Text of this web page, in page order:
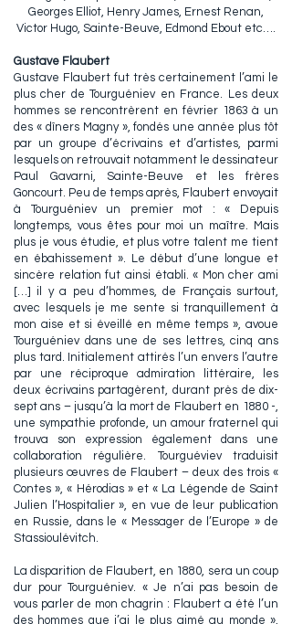
Georges Elliot, Henry James, Ernest Renan,
Victor Hugo, Sainte-Beuve, Edmond Ebout etc….
Gustave Flaubert
Gustave Flaubert fut très certainement l’ami le
plus cher de Tourguéniev en France. Les deux
hommes se rencontrèrent en février 1863 à un
des « dîners Magny », fondés une année plus tôt
par un groupe d’écrivains et d’artistes, parmi
lesquels on retrouvait notamment le dessinateur
Paul Gavarni, Sainte-Beuve et les frères
Goncourt. Peu de temps après, Flaubert envoyait
à Tourguéniev un premier mot : « Depuis
longtemps, vous êtes pour moi un maître. Mais
plus je vous étudie, et plus votre talent me tient
en ébahissement ». Le début d’une longue et
sincère relation fut ainsi établi. « Mon cher ami
[…] il y a peu d’hommes, de Français surtout,
avec lesquels je me sente si tranquillement à
mon aise et si éveillé en même temps », avoue
Tourguéniev dans une de ses lettres, cinq ans
plus tard. Initialement attirés l’un envers l’autre
par une réciproque admiration littéraire, les
deux écrivains partagèrent, durant près de dix-
sept ans – jusqu’à la mort de Flaubert en 1880 -,
une sympathie profonde, un amour fraternel qui
trouva son expression également dans une
collaboration régulière. Tourguéviev traduisit
plusieurs œuvres de Flaubert – deux des trois «
Contes », « Hérodias » et « La Légende de Saint
Julien l’Hospitalier », en vue de leur publication
en Russie, dans le « Messager de l’Europe » de
Stassioulévitch.
La disparition de Flaubert, en 1880, sera un coup
dur pour Tourguéniev. « Je n’ai pas besoin de
vous parler de mon chagrin : Flaubert a été l’un
des hommes que j’ai le plus aimé au monde »,